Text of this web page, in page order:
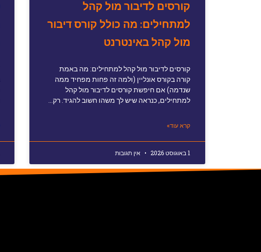
קורסים לדיבור מול קהל
למתחילים: מה כולל קורס דיבור
מול קהל באינטרנט
קורסים לדיבור מול קהל למתחילים: מה באמת
קורה בקורס אונליין (ולמה זה פחות מפחיד ממה
שנדמה) אם חיפשת קורסים לדיבור מול קהל
למתחילים, כנראה שיש לך משהו חשוב להגיד. רק…
קרא עוד»
1 באוגוסט 2026 אין תגובות